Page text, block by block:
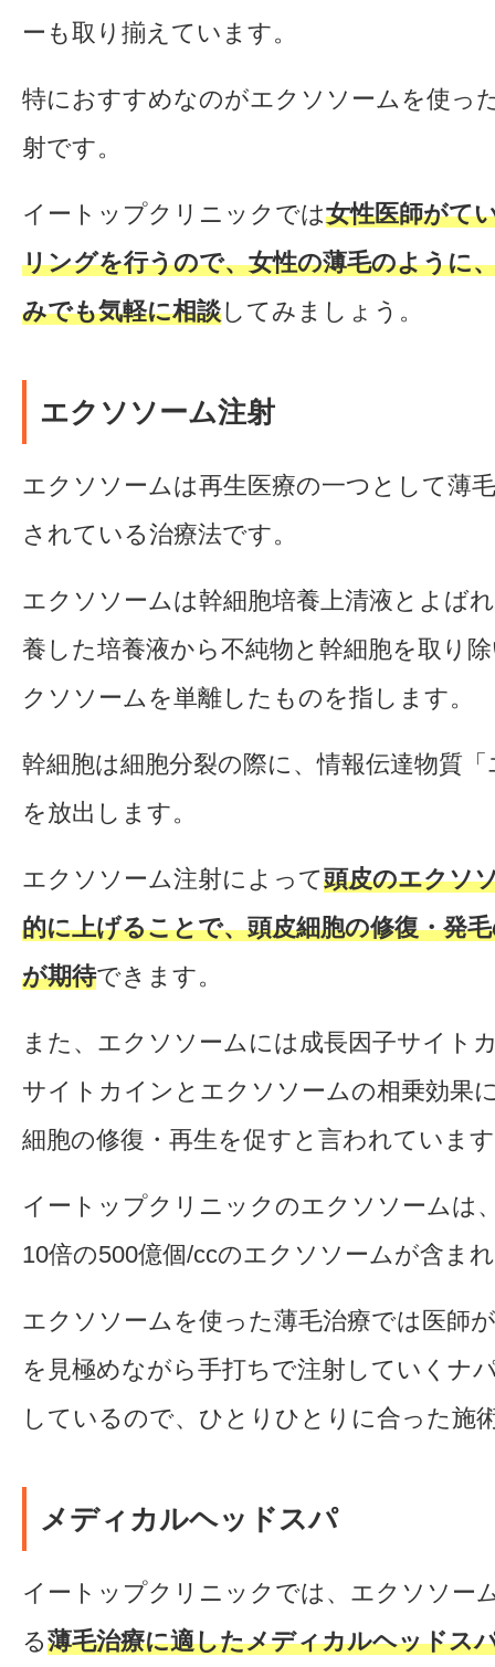
ーも取り揃えています。
特におすすめなのがエクソソームを使っ
射です。
イートップクリニックでは女性医師がて
リングを行うので、女性の薄毛のように
みでも気軽に相談してみましょう。
エクソソーム注射
エクソソームは再生医療の一つとして薄
されている治療法です。
エクソソームは幹細胞培養上清液とよば
養した培養液から不純物と幹細胞を取り
クソソームを単離したものを指します。
幹細胞は細胞分裂の際に、情報伝達物質
を放出します。
エクソソーム注射によって頭皮のエクソ
的に上げることで、頭皮細胞の修復・発
が期待できます。
また、エクソソームには成長因子サイト
サイトカインとエクソソームの相乗効果
細胞の修復・再生を促すと言われていま
イートップクリニックのエクソソームは
10倍の500億個/ccのエクソソームが含ま
エクソソームを使った薄毛治療では医師
を見極めながら手打ちで注射していくナ
しているので、ひとりひとりに合った施
メディカルヘッドスパ
イートップクリニックでは、エクソソー
る薄毛治療に適したメディカルヘッドス